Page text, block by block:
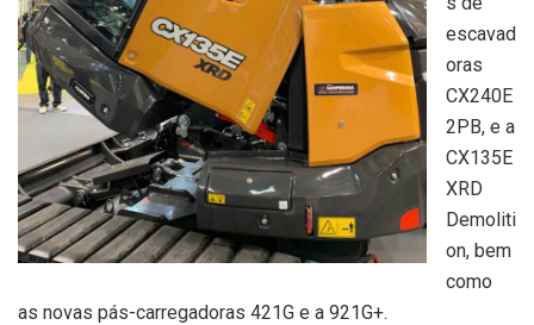
escavad
oras
CX240E
2PB, e a
CX135E
XRD
Demoliti
on, bem
como
as novas pás-carregadoras 421G e a 921G+.